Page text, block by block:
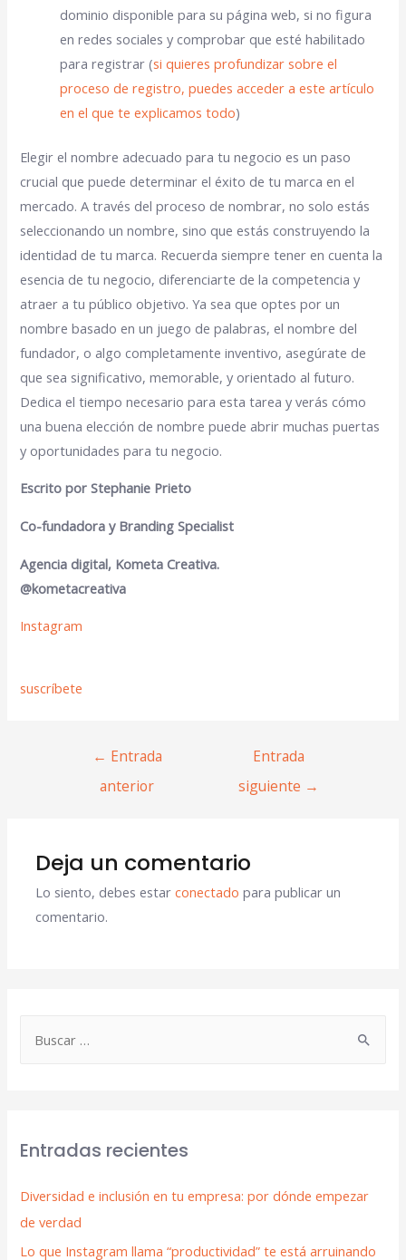
Entradas recientes
Diversidad e inclusión en tu empresa: por dónde empezar
de verdad
Lo que Instagram llama “productividad” te está arruinando
dominio disponible para su página web, si no figura
en redes sociales y comprobar que esté habilitado
para registrar (si quieres profundizar sobre el
proceso de registro, puedes acceder a este artículo
en el que te explicamos todo)
Elegir el nombre adecuado para tu negocio es un paso
crucial que puede determinar el éxito de tu marca en el
mercado. A través del proceso de nombrar, no solo estás
seleccionando un nombre, sino que estás construyendo la
identidad de tu marca. Recuerda siempre tener en cuenta la
esencia de tu negocio, diferenciarte de la competencia y
atraer a tu público objetivo. Ya sea que optes por un
nombre basado en un juego de palabras, el nombre del
fundador, o algo completamente inventivo, asegúrate de
que sea significativo, memorable, y orientado al futuro.
Dedica el tiempo necesario para esta tarea y verás cómo
una buena elección de nombre puede abrir muchas puertas
y oportunidades para tu negocio.
Escrito por Stephanie Prieto
Co-fundadora y Branding Specialist
Agencia digital, Kometa Creativa.
@kometacreativa
Instagram
suscríbete
← Entrada
anterior
Entrada
siguiente →
Deja un comentario
Lo siento, debes estarconectado para publicar un
comentario.